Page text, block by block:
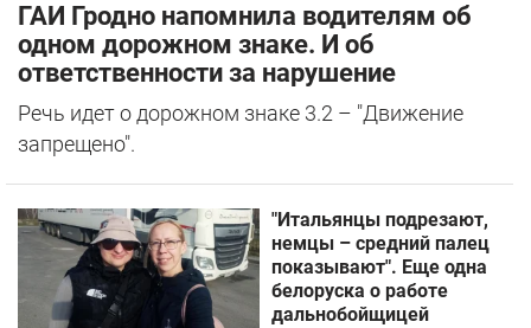
ГАИ Гродно напомнила водителям об
одном дорожном знаке. И об
ответственности за нарушение
Речь идет о дорожном знаке 3.2 – "Движение
запрещено".
"Итальянцы подрезают,
немцы – средний палец
показывают". Еще одна
белоруска о работе
дальнобойщицей